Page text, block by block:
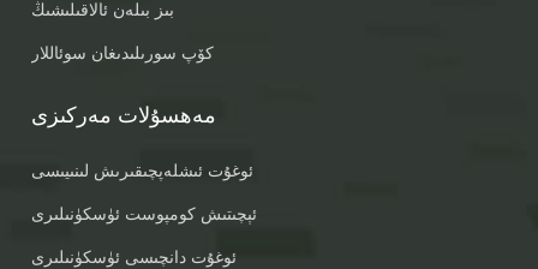
بىز بىلەن ئالاقىلىشىڭ
كۆپ سورىلىدىغان سوئاللار
مەھسۇلات مەركىزى
ئوغۇت ئىشلەپچىقىرىش لىنىيىسى
ئېچىتىش كومپوست ئۈسكۈنىلىرى
ئوغۇت دانچىسى ئۈسكۈنىلىرى